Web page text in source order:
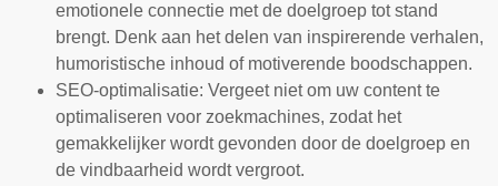
emotionele connectie met de doelgroep tot stand
brengt. Denk aan het delen van inspirerende verhalen,
humoristische inhoud of motiverende boodschappen.
SEO-optimalisatie: Vergeet niet om uw content te
optimaliseren voor zoekmachines, zodat het
gemakkelijker wordt gevonden door de doelgroep en
de vindbaarheid wordt vergroot.